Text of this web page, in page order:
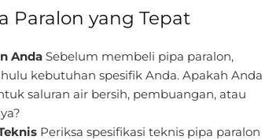
Paralon yang Tepat
Anda Sebelum membeli pipa paralon,
kebutuhan spesifik Anda. Apakah Anda
saluran air bersih, pembuangan, atau
Periksa spesifikasi teknis pipa paralon